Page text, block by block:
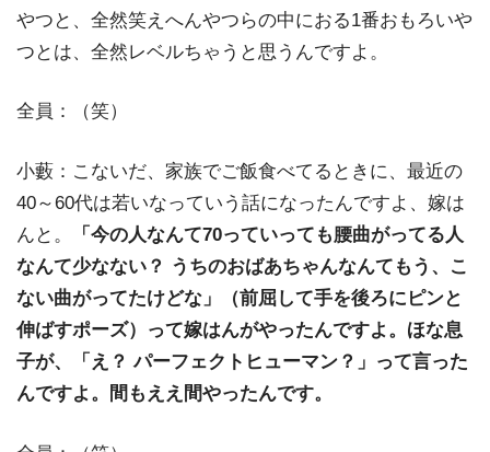
やつと、全然笑えへんやつらの中におる1番おもろいや
つとは、全然レベルちゃうと思うんですよ。
全員：（笑）
小藪：こないだ、家族でご飯食べてるときに、最近の
40～60代は若いなっていう話になったんですよ、嫁は
んと。
「今の人なんて70っていっても腰曲がってる人
なんて少なない？ うちのおばあちゃんなんてもう、こ
ない曲がってたけどな」（前屈して手を後ろにピンと
伸ばすポーズ）って嫁はんがやったんですよ。ほな息
子が、「え？ パーフェクトヒューマン？」って言った
んですよ。間もええ間やったんです。